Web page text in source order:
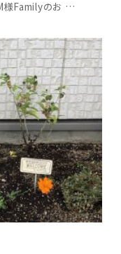
様Familyのお …